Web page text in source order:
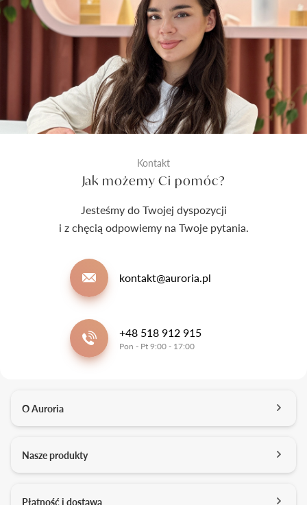
Kontakt
Jak możemy Ci pomóc?
Jesteśmy do Twojej dyspozycji
i z chęcią odpowiemy na Twoje pytania.
kontakt@auroria.pl
+48 518 912 915
Pon - Pt 9:00 - 17:00
O Auroria
Kontakt
Nasze produkty
Płatność i dostawa